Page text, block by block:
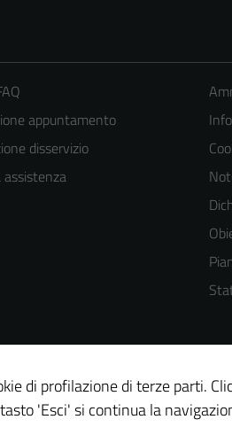
appuntamento
disservizio
assistenza
di profilazione di terze parti.
'Esci' si continua la